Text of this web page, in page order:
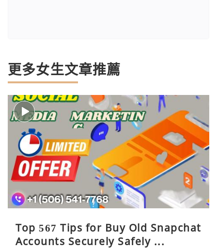
更多女生文章推薦
Top 567 Tips for Buy Old Snapchat
Accounts Securely Safely ...